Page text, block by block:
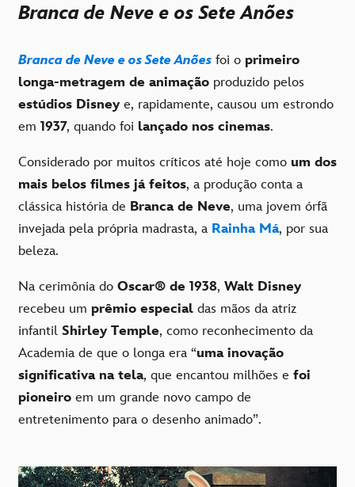
Branca de Neve e os Sete Anões
Branca de Neve e os Sete Anões foi o primeiro
longa-metragem de animação produzido pelos
estúdios Disney e, rapidamente, causou um estrondo
em 1937, quando foi lançado nos cinemas.
Considerado por muitos críticos até hoje como um dos
mais belos filmes já feitos, a produção conta a
clássica história de Branca de Neve, uma jovem órfã
invejada pela própria madrasta, a Rainha Má, por sua
beleza.
Na cerimônia do Oscar® de 1938, Walt Disney
recebeu um prêmio especial das mãos da atriz
infantil Shirley Temple, como reconhecimento da
Academia de que o longa era “uma inovação
significativa na tela, que encantou milhões e foi
pioneiro em um grande novo campo de
entretenimento para o desenho animado”.